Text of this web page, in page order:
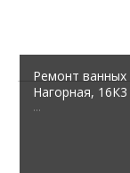
Ремонт ванных
Нагорная, 16К3
...